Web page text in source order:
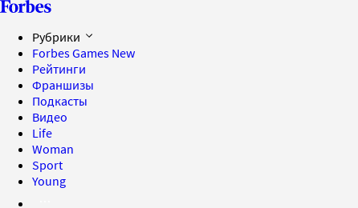
Рубрики
Forbes Games New
Рейтинги
Франшизы
Подкасты
Видео
Life
Woman
Sport
Young